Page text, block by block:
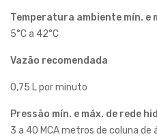
Temperatura ambiente mín. e
5°C a 42°C
Vazão recomendada
0,75 L por minuto
Pressão mín. e máx. de rede
3 a 40 MCA metros de coluna de